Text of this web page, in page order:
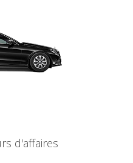
d'affaires